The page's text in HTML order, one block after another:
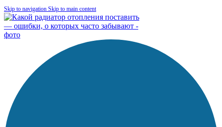
Skip to navigation Skip to main content